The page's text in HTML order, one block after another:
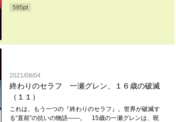
595pt
2021/08/04
終わりのセラフ 一瀬グレン、１６歳の破滅
（１１）
これは、もう一つの『終わりのセラフ』。世界が破滅す
る“直前”の抗いの物語――。 15歳の一瀬グレンは、呪